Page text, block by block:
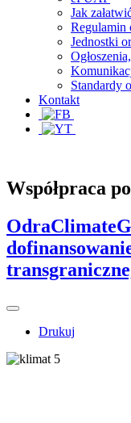
Jak
Regulamin
Jednostki
Standardy
Kontakt
Współpraca
Drukuj